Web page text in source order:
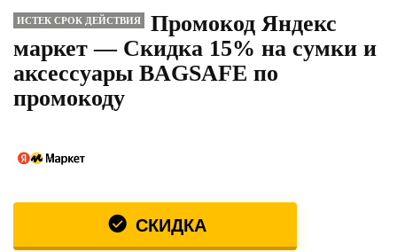
ИСТЕК СРОК ДЕЙСТВИЯ
Промокод Яндекс
маркет — Скидка 15% на сумки и
аксессуары BAGSAFE по
промокоду
СКИДКА